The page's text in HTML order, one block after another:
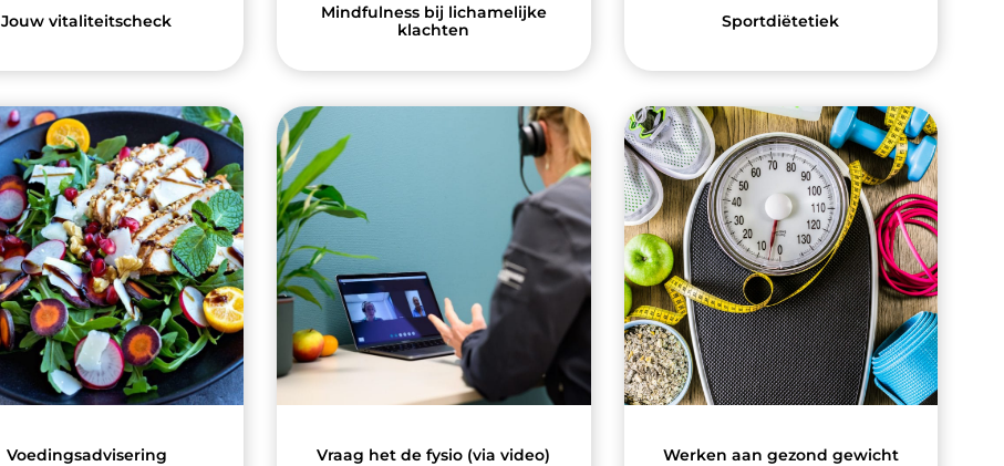
Jouw vitaliteitscheck
Mindfulness bij lichamelijke
klachten
Sportdiëtetiek
Voedingsadvisering Vraag het de fysio (via video) Werken aan gezond gewicht